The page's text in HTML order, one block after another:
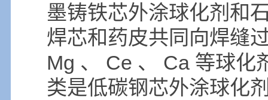
墨铸铁芯外涂球化剂和
焊芯和药皮共同向焊缝
Mg 、 Ce 、 Ca 等球化
类是低碳钢芯外涂球化